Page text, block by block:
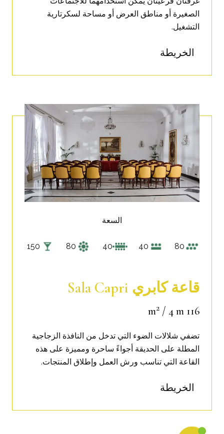
الصغيرة أو مناطق العرض أو مساحة لسكرتارية
التشغيل.
الخريطة
قاعة كابري Sala Capri
116 m
2 / 4 m
تضفي شلالات الضوء التي تدخل من النافذة الزجاجية
المطلة على الحديقة أجواءً ساحرة ومميزة على هذه
القاعة التي تناسب ورش العمل وإطلاق المنتجات.
الخريطة
السعة
80
40
40
80
150